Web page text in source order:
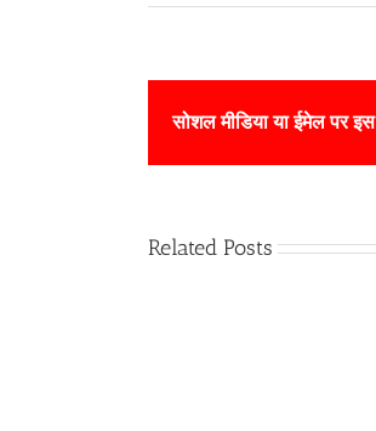
सोशल मीडिया या ईमेल पर
Related Posts